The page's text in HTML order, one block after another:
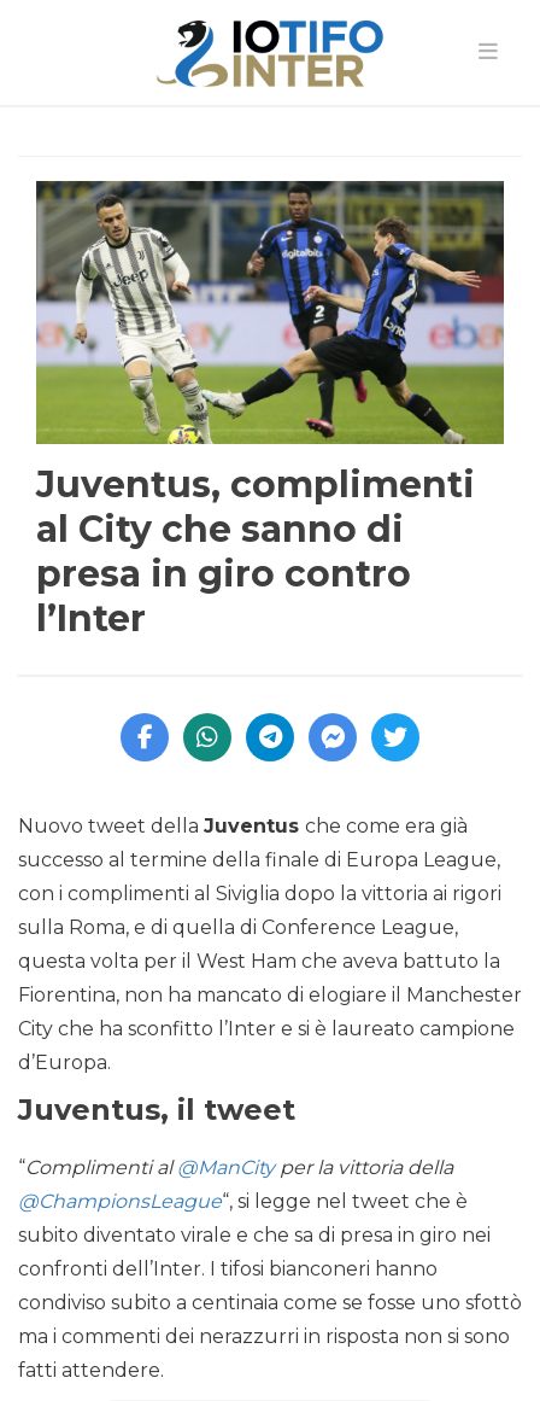
Juventus, complimenti
al City che sanno di
presa in giro contro
l’Inter
Nuovo tweet della Juventus che come era già
successo al termine della finale di Europa League,
con i complimenti al Siviglia dopo la vittoria ai rigori
sulla Roma, e di quella di Conference League,
questa volta per il West Ham che aveva battuto la
Fiorentina, non ha mancato di elogiare il Manchester
City che ha sconfitto l’Inter e si è laureato campione
d’Europa.
Juventus, il tweet
“Complimenti al@ManCityper la vittoria della
@ChampionsLeague“, si legge nel tweet che è
subito diventato virale e che sa di presa in giro nei
confronti dell’Inter. I tifosi bianconeri hanno
condiviso subito a centinaia come se fosse uno sfottò
ma i commenti dei nerazzurri in risposta non si sono
fatti attendere.